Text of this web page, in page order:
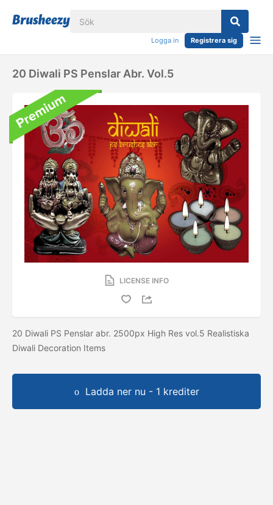
Logga in Registrera sig
20 Diwali PS Penslar Abr. Vol.5
LICENSE INFO
20 Diwali PS Penslar abr. 2500px High Res vol.5 Realistiska
Diwali Decoration Items
Ladda ner nu - 1 krediter